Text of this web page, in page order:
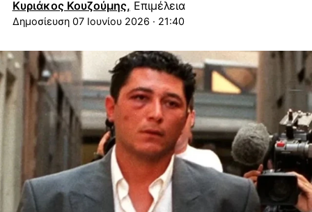
Κυριάκος Κουζούμης, Επιμέλεια
07 Ιουνίου 2026 · 21:40